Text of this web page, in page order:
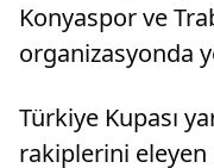
Konyaspor ve
organizasyonda
Türkiye Kupası
rakiplerini eleyen